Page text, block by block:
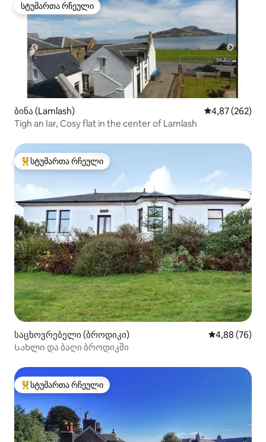
სტუმართა რჩეული
სტუმართა რჩეული
ბინა (Lamlash) საშუალო
4,87 (262)
Tigh an Iar, Cosy flat in the center of Lamlash
სტუმართა რჩეული მოწინავე ვარიანტი
სტუმართა რჩეული
საცხოვრებელი (ბროდიკი) საშუალო
4,88 (76)
Სახლი და ბაღი ბროდიკში
სტუმართა რჩეული მოწინავე ვარიანტი
სტუმართა რჩეული